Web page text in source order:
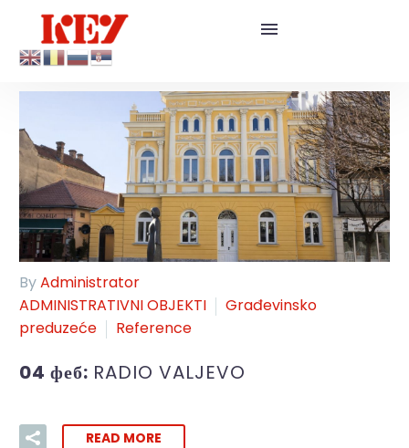
ByAdministrator
ADMINISTRATIVNI OBJEKTI
Građevinsko
preduzeće
Reference
04 феб: RADIO VALJEVO
READ MORE